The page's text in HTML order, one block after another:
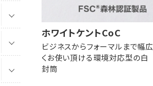
ホワイトケントCoC
ビジネスからフォーマルまで幅広
くお使い頂ける環境対応型の白
封筒